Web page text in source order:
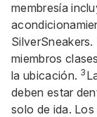
membresía
miembros
la ubicación. 3
deben estar
solo de ida. Los